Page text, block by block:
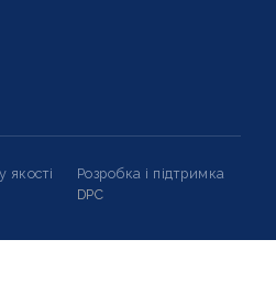
якості
Розробка і підтримка
DPC